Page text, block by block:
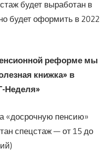
будет выработан в
будет оформить в 2022
реформе мы
книжка» в
Неделя»
«досрочную пенсию»
спецстаж — от 15 до